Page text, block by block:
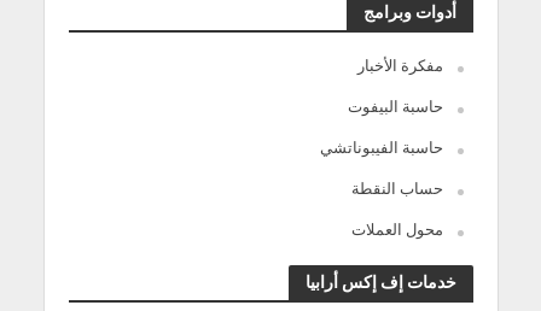
أدوات وبرامج
مفكرة الأخبار
حاسبة البيفوت
حاسبة الفيبوناتشي
حساب النقطة
محول العملات
خدمات إف إكس أرابيا